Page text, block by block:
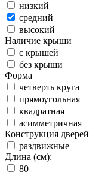
низкий
средний
высокий
Наличие крыши
с крышей
без крыши
Форма
четверть круга
прямоугольная
квадратная
асимметричная
Конструкция дверей
раздвижные
Длина (см):
80